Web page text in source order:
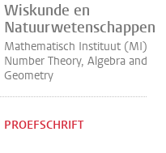
Wiskunde en
Natuurwetenschappen
Mathematisch Instituut (MI)
Number Theory, Algebra and
Geometry
PROEFSCHRIFT